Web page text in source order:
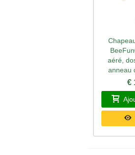
Aperçu
aéré,
anneau
€